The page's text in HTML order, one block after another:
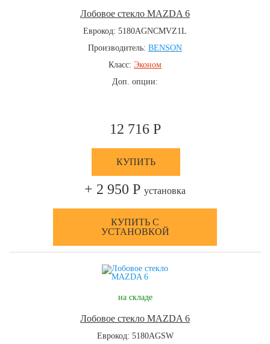
Лобовое стекло MAZDA 6
Еврокод: 5180AGNCMVZ1L
Производитель: BENSON
Класс: Эконом
Доп. опции:
12 716 Р
КУПИТЬ
+ 2 950 Р установка
КУПИТЬ С
УСТАНОВКОЙ
на складе
Лобовое стекло MAZDA 6
Еврокод: 5180AGSW